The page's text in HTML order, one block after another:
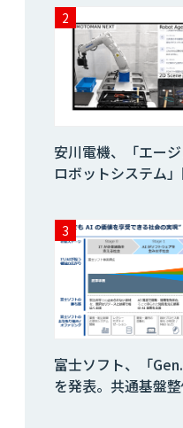
支
安川電機、「エー
ロボットシステム
富士ソフト、「
を発表。共通基盤